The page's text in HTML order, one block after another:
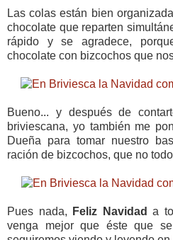
Las colas están bien
chocolate que reparten
rápido y se agradece,
chocolate con bizcochos que
Bueno... y después de
briviescana, yo también me
Dueña para tomar nuestro
ración de bizcochos, que no
Pues nada, Feliz Navidad a
venga mejor que éste que